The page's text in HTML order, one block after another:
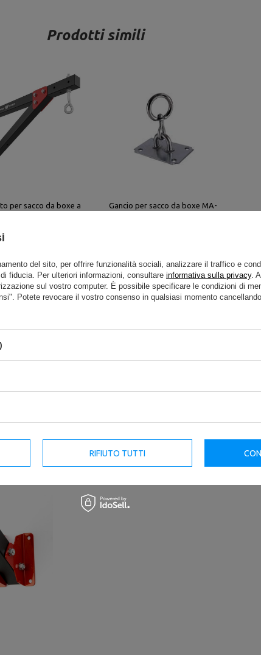
Prodotti simili
per sacco da boxe a
€
Gancio per sacco da boxe MA-
Il Gacio a parete per sacco da boxe MA-
del sito, per offrire funzionalità sociali, analizzare il traffico e
fiducia. Per ulteriori informazioni, consultare informativa sulla privacy.
sul vostro computer. È possibile specificare le condizioni di
Potete revocare il vostro consenso in qualsiasi momento
RIFIUTO TUTTI